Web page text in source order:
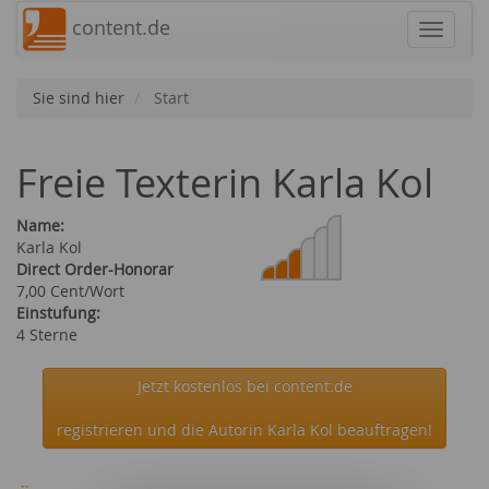
content.de
Sie sind hier Start
Freie Texterin Karla Kol
Name:
Karla Kol
Direct Order-Honorar
7,00 Cent/Wort
Einstufung:
4 Sterne
Jetzt kostenlos bei content.de
registrieren und die Autorin Karla Kol beauftragen!